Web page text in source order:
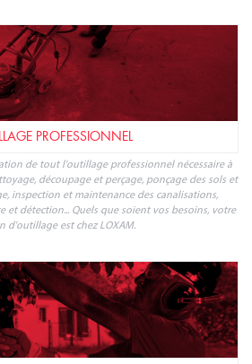
PROFESSIONNEL
de tout l'outillage professionnel nécessaire à
découpage et perçage, ponçage des sols et
inspection et maintenance des canalisations,
et détection... Quels que soient vos besoins, votre
d'outillage est chez LOXAM.